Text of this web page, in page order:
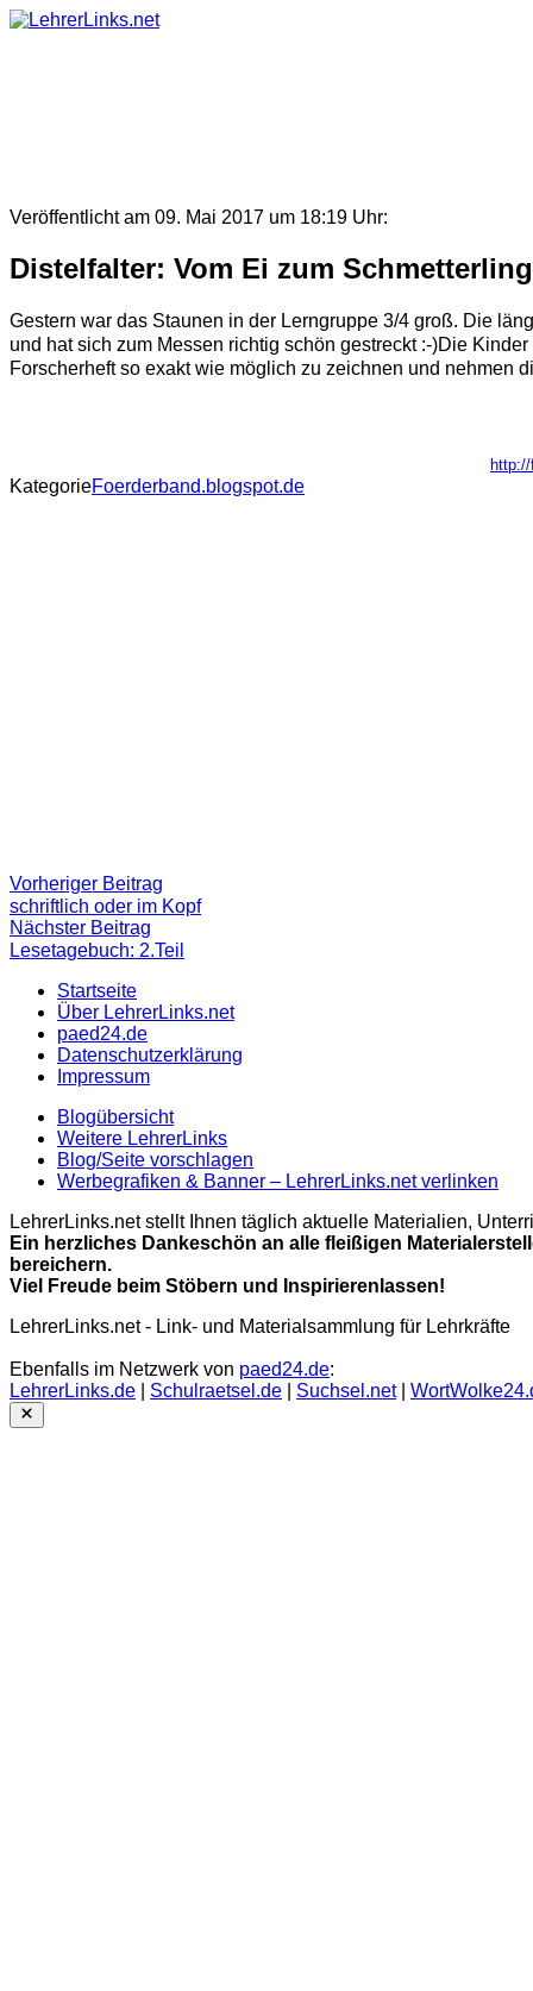
Skip
Veröffentlicht am 09. Mai 2017 um 18:19 Uhr:
Distelfalter: Vom Ei zum Schmetterling
Gestern war das Staunen in der Lerngruppe 3/4 groß. Die
und hat sich zum Messen richtig schön gestreckt :-)Die
Forscherheft so exakt wie möglich zu zeichnen und nehmen
KategorieFoerderband.blogspot.de
Beitragsnavigation
Vorheriger Beitrag
Beitrag:
schriftlich oder im Kopf
Nächster Beitrag
Beitrag
Lesetagebuch: 2.Teil
Startseite
Über LehrerLinks.net
paed24.de
Datenschutzerklärung
Impressum
Blogübersicht
Weitere LehrerLinks
Blog/Seite vorschlagen
Werbegrafiken & Banner – LehrerLinks.net verlinken
LehrerLinks.net stellt Ihnen täglich aktuelle Materialien,
Ein herzliches Dankeschön an alle fleißigen
bereichern.
Viel Freude beim Stöbern und Inspirierenlassen!
LehrerLinks.net - Link- und Materialsammlung für Lehrkräfte
Ebenfalls im Netzwerk von paed24.de:
LehrerLinks.de
Schulraetsel.de Suchsel.net|
Close